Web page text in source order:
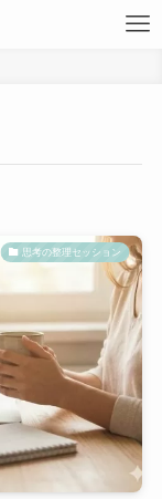
思考の整理セッション